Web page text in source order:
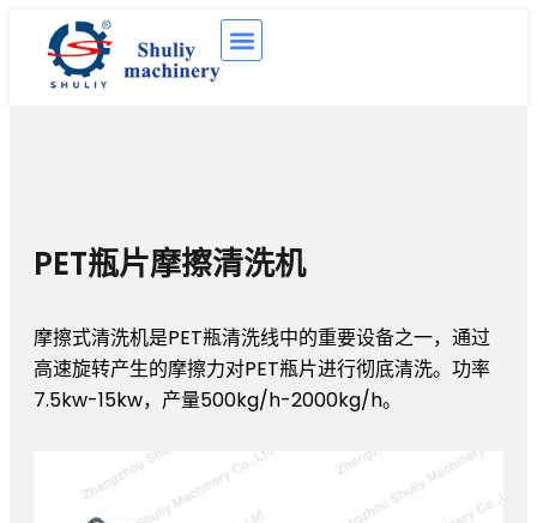
PET瓶片摩擦清洗机
摩擦式清洗机是PET瓶清洗线中的重要设备之一，通过
高速旋转产生的摩擦力对PET瓶片进行彻底清洗。功率
7.5kw-15kw，产量500kg/h-2000kg/h。